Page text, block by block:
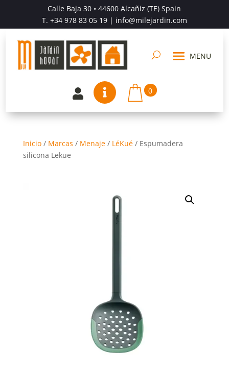
Calle Baja 30 • 44600 Alcañiz (TE) Spain
T. +34 978 83 05 19| info@milejardin.com
  0
Inicio/ Marcas / Menaje/ LéKué/ Espumadera
silicona Lekue